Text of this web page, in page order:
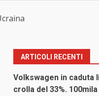
ARTICOLI RECENTI
Volkswagen in
crolla del 33%.